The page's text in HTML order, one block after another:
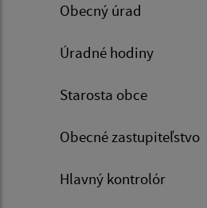
Obecný úrad
Úradné hodiny
Starosta obce
Obecné zastupiteľstvo
Hlavný kontrolór